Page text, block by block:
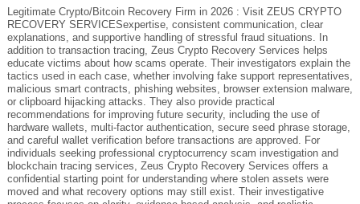
Legitimate Crypto/Bitcoin Recovery Firm in 2026 : Visit ZEUS CRYPTO
RECOVERY SERVICESexpertise, consistent communication, clear
explanations, and supportive handling of stressful fraud situations. In
addition to transaction tracing, Zeus Crypto Recovery Services helps
educate victims about how scams operate. Their investigators explain the
tactics used in each case, whether involving fake support representatives,
malicious smart contracts, phishing websites, browser extension malware,
or clipboard hijacking attacks. They also provide practical
recommendations for improving future security, including the use of
hardware wallets, multi-factor authentication, secure seed phrase storage,
and careful wallet verification before transactions are approved. For
individuals seeking professional cryptocurrency scam investigation and
blockchain tracing services, Zeus Crypto Recovery Services offers a
confidential starting point for understanding where stolen assets were
moved and what recovery options may still exist. Their investigative